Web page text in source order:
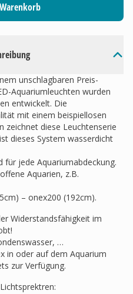
unschlagbaren Preis-
Aquariumleuchten wurden
entwickelt. Die
mit einem beispiellosen
zeichnet diese Leuchtenserie
dieses System wasserdicht
für jede Aquariumabdeckung.
Aquarien, z.B.
– onex200 (192cm).
Widerstandsfähigkeit im
…
in oder auf dem Aquarium
zur Verfügung.